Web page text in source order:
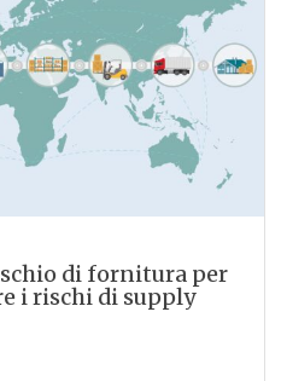
di fornitura per
i rischi di supply